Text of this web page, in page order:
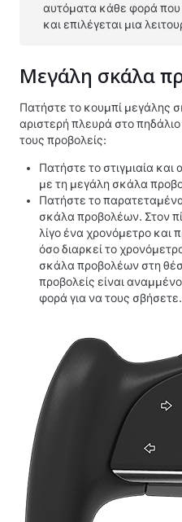
αυτόματα κάθε φορά που
και επιλέγεται μια
Μεγάλη σκάλα
Πατήστε το κουμπί μεγάλης
αριστερή πλευρά στοπηδάλιο
τους προβολείς:
Πατήστε το στιγμιαία και
με τη μεγάλη σκάλα
Πατήστε το
σκάλα προβολέων. Στον
λίγο ένα χρονόμετρο και
όσο διαρκεί το
σκάλα προβολέων στη
προβολείς είναι
φορά για να τους σβήσετε.